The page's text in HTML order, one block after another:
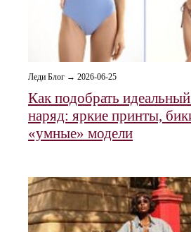
Леди Блог → 2026-06-25
Как подобрать
наряд: яркие принты,
«умные» модели